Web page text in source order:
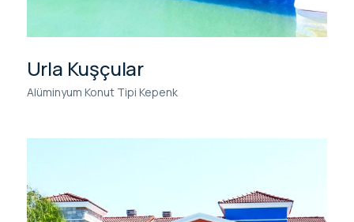
Urla Kuşçular
Alüminyum Konut Tipi Kepenk